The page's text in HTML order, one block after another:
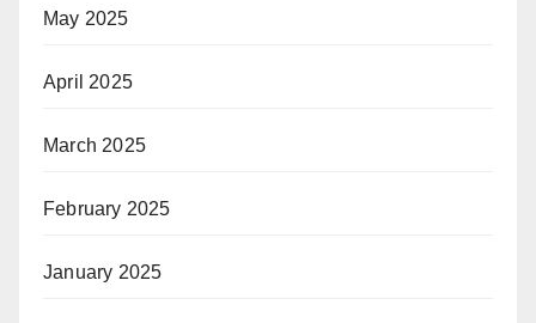
May 2025
April 2025
March 2025
February 2025
January 2025